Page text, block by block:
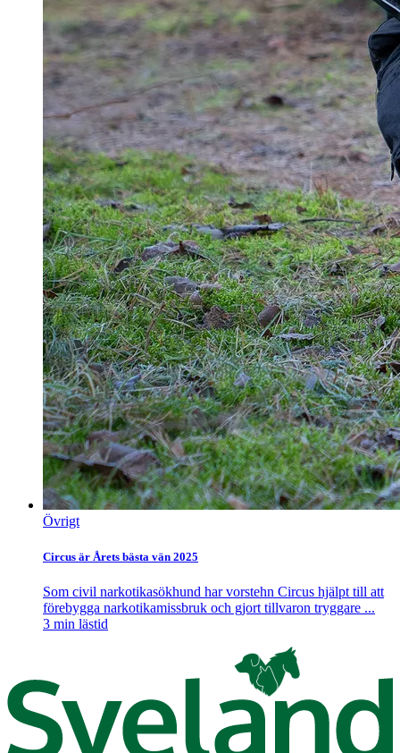
Övrigt
Circus är Årets bästa vän 2025
Som civil narkotikasökhund har vorstehn Circus hjälpt till att
förebygga narkotikamissbruk och gjort tillvaron tryggare ...
3 min lästid